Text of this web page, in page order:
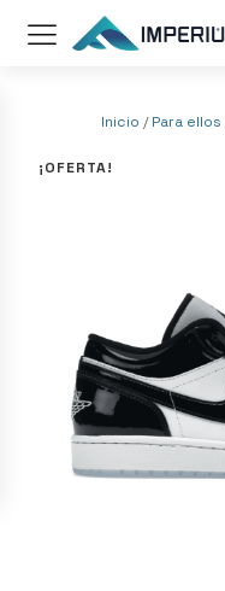
Inicio /Para ellos
¡OFERTA!